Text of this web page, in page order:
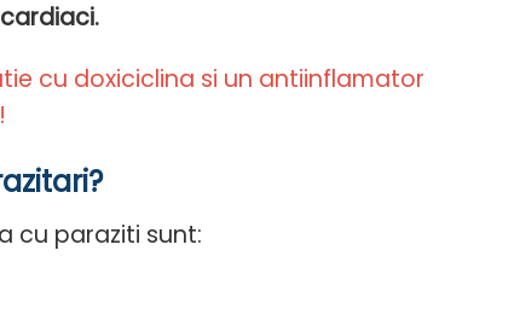
cu doxiciclina si un antiinflamator
cu paraziti sunt: